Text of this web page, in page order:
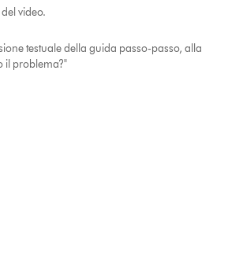
video.
testuale della guida passo-passo, alla
il problema?"